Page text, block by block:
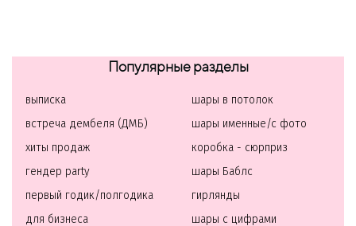
Популярные разделы
выписка
встреча дембеля (ДМБ)
хиты продаж
гендер party
первый годик/полгодика
для бизнеса
шары в потолок
шары именные/с фото
коробка - сюрприз
шары Баблс
гирлянды
шары с цифрами